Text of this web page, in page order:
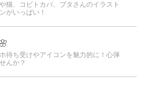
猫、コビトカバ、ブタさんのイラスト
がいっぱい！
待ち受けやアイコンを魅力的に！心弾
んか？